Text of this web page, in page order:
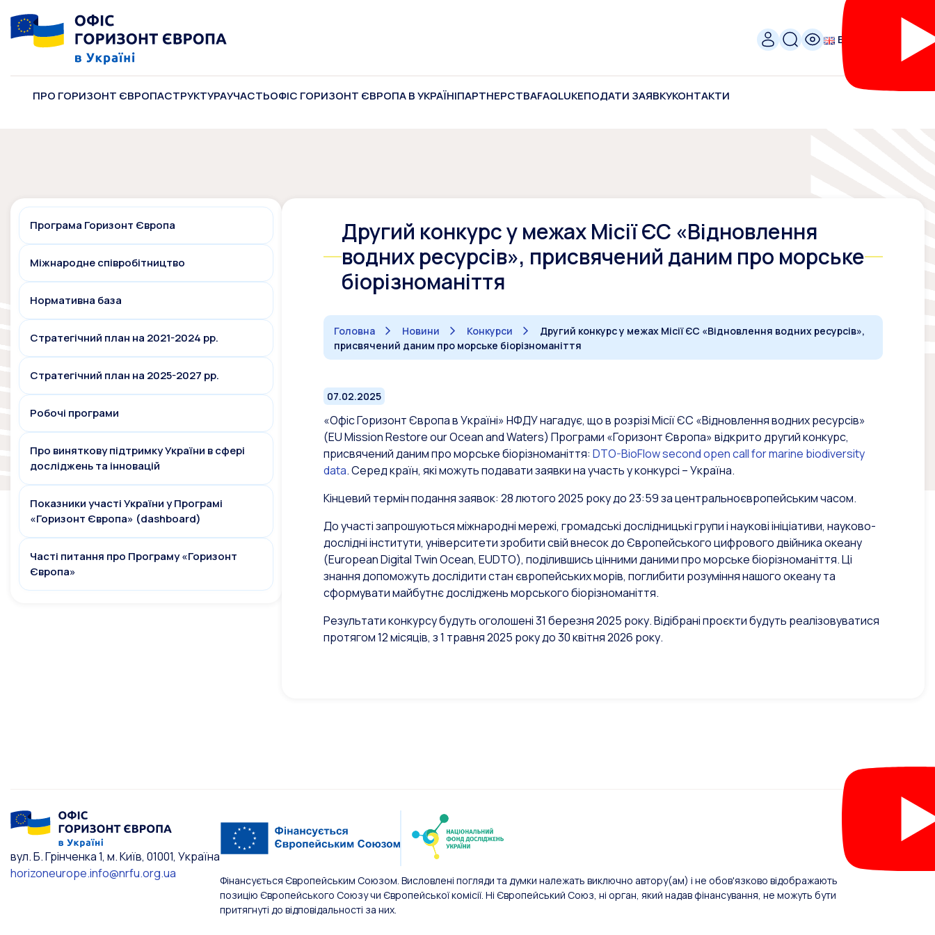
ENG
ПРО ГОРИЗОНТ ЄВРОПАСТРУКТУРАУЧАСТЬОФІС ГОРИЗОНТ ЄВРОПА В УКРАЇНІПАРТНЕРСТВАFAQLUKEПОДАТИ ЗАЯВКУКОНТАКТИ
Програма Горизонт Європа
Міжнародне співробітництво
Нормативна база
Стратегічний план на 2021-2024 рр.
Стратегічний план на 2025-2027 рр.
Робочі програми
Про виняткову підтримку України в сфері
досліджень та інновацій
Показники участі України у Програмі
«Горизонт Європа» (dashboard)
Часті питання про Програму «Горизонт
Європа»
Другий конкурс у межах Місії ЄС «Відновлення
водних ресурсів», присвячений даним про морське
біорізноманіття
Головна Новини Конкурси
Другий конкурс у межах Місії ЄС «Відновлення водних ресурсів»,
присвячений даним про морське біорізноманіття
07.02.2025
«Офіс Горизонт Європа в Україні» НФДУ нагадує, що в розрізі Місії ЄС «Відновлення водних ресурсів»
(EU Mission Restore our Ocean and Waters) Програми «Горизонт Європа» відкрито другий конкурс,
присвячений даним про морське біорізноманіття: DTO-BioFlow second open call for marine biodiversity
data. Серед країн, які можуть подавати заявки на участь у конкурсі – Україна.
Кінцевий термін подання заявок: 28 лютого 2025 року до 23:59 за центральноєвропейським часом.
До участі запрошуються міжнародні мережі, громадські дослідницькі групи і наукові ініціативи, науково-
дослідні інститути, університети зробити свій внесок до Європейського цифрового двійника океану
(European Digital Twin Ocean, EUDTO), поділившись цінними даними про морське біорізноманіття. Ці
знання допоможуть дослідити стан європейських морів, поглибити розуміння нашого океану та
сформувати майбутнє досліджень морського біорізноманіття.
Результати конкурсу будуть оголошені 31 березня 2025 року. Відібрані проєкти будуть реалізовуватися
протягом 12 місяців, з 1 травня 2025 року до 30 квітня 2026 року.
вул. Б. Грінченка 1, м. Київ, 01001, Україна
horizoneurope.info@nrfu.org.ua
Фінансується Європейським Союзом. Висловлені погляди та думки належать виключно автору(ам) і не обов'язково відображають
позицію Європейського Союзу чи Європейської комісії. Ні Європейський Союз, ні орган, який надав фінансування, не можуть бути
притягнуті до відповідальності за них.